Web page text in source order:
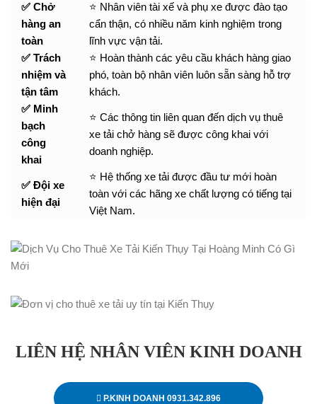
✅ Chở
hàng an
toàn
⭐ Nhân viên tài xế và phụ xe được đào tạo
cẩn thận, có nhiều năm kinh nghiệm trong
lĩnh vực vận tải.
✅ Trách
nhiệm và
tận tâm
⭐ Hoàn thành các yêu cầu khách hàng giao
phó, toàn bộ nhân viên luôn sẵn sàng hỗ trợ
khách.
✅ Minh
bạch
công
khai
⭐ Các thông tin liên quan đến dịch vụ thuê
xe tải chở hàng sẽ được công khai với
doanh nghiệp.
✅ Đội xe
hiện đại
⭐ Hệ thống xe tải được đầu tư mới hoàn
toàn với các hãng xe chất lượng có tiếng tại
Việt Nam.
LIÊN HỆ NHÂN VIÊN KINH DOANH
P.KINH DOANH 0931.342.896